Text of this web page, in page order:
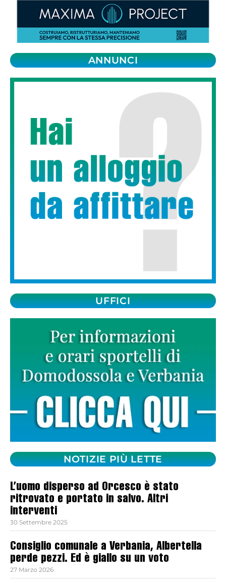
ANNUNCI
UFFICI
NOTIZIE PIÙ LETTE
L’uomo disperso ad Orcesco è stato
ritrovato e portato in salvo. Altri
interventi
30 Settembre 2025
Consiglio comunale a Verbania, Albertella
perde pezzi. Ed è giallo su un voto
27 Marzo 2026